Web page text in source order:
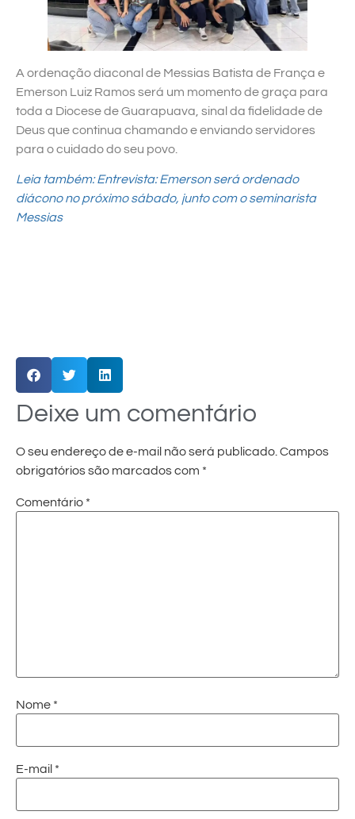
A ordenação diaconal de Messias Batista de França e
Emerson Luiz Ramos será um momento de graça para
toda a Diocese de Guarapuava, sinal da fidelidade de
Deus que continua chamando e enviando servidores
para o cuidado do seu povo.
Leia também: Entrevista: Emerson será ordenado
diácono no próximo sábado, junto com o seminarista
Messias
Deixe um comentário
O seu endereço de e-mail não será publicado.Campos
obrigatórios são marcados com *
Comentário *
Nome *
E-mail *